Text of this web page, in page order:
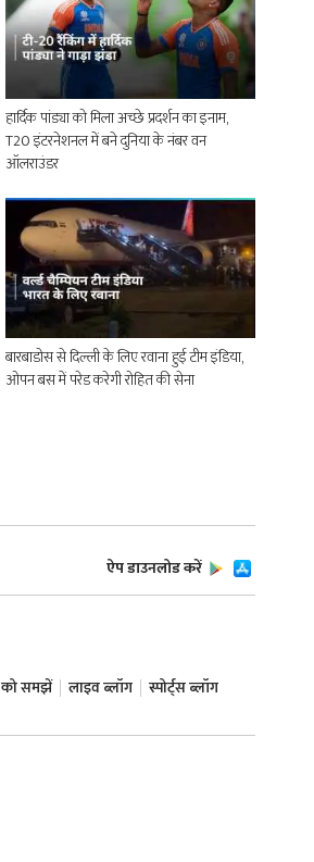
हार्दिक पांड्या को मिला अच्छे प्रदर्शन का इनाम,
T20 इंटरनेशनल में बने दुनिया के नंबर वन
ऑलराउंडर
बारबाडोस से दिल्ली के लिए रवाना हुई टीम इंडिया,
ओपन बस में परेड करेगी रोहित की सेना
ऐप डाउनलोड करें
समझें लाइव ब्लॉग स्पोर्ट्स ब्लॉग